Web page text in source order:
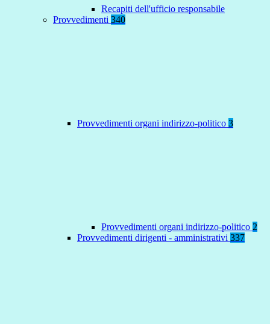
Recapiti dell'ufficio responsabile
Provvedimenti 340
Provvedimenti organi indirizzo-politico 3
Provvedimenti organi indirizzo-politico 2
Provvedimenti dirigenti - amministrativi 337